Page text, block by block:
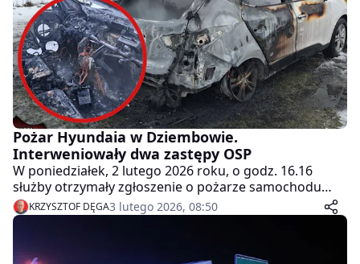
Pożar Hyundaia w Dziembowie.
Interweniowały dwa zastępy OSP
W poniedziałek, 2 lutego 2026 roku, o godz. 16.16
służby otrzymały zgłoszenie o pożarze samochodu
osobowego marki Hyundai w miejscowości
Dziembowo w gminie Kaczory. Na miejsce natychmiast
KRZYSZTOF DĘGA3 lutego 2026, 08:50